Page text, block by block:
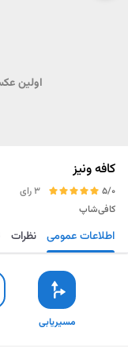
اولین
کافه ونیز
5/0
3 رای
کافی‌شاپ
مسیریابی
اطلاعات عمومی نظرات
مسیریابی